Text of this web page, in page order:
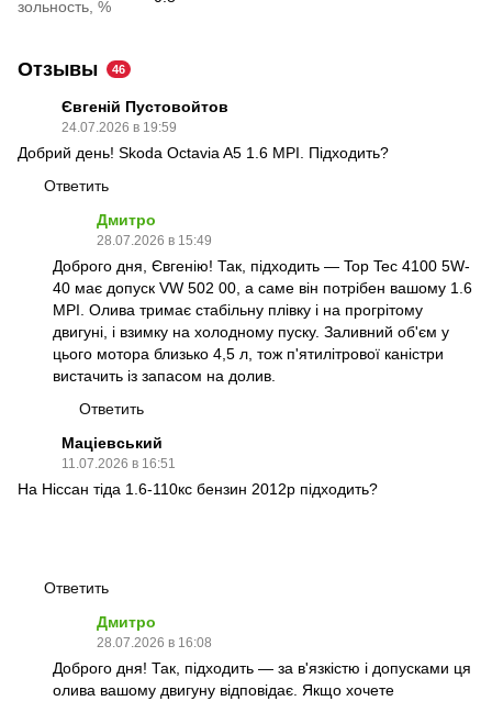
зольность, %
Отзывы 46
Євгеній Пустовойтов
24.07.2026 в 19:59
Добрий день! Skoda Octavia A5 1.6 MPI. Підходить?
Ответить
Дмитро
28.07.2026 в 15:49
Доброго дня, Євгенію! Так, підходить — Top Tec 4100 5W-
40 має допуск VW 502 00, а саме він потрібен вашому 1.6
MPI. Олива тримає стабільну плівку і на прогрітому
двигуні, і взимку на холодному пуску. Заливний об'єм у
цього мотора близько 4,5 л, тож п'ятилітрової каністри
вистачить із запасом на долив.
Ответить
Маціевський
11.07.2026 в 16:51
На Ніссан тіда 1.6-110кс бензин 2012р підходить?
Ответить
Дмитро
28.07.2026 в 16:08
Доброго дня! Так, підходить — за в'язкістю і допусками ця
олива вашому двигуну відповідає. Якщо хочете